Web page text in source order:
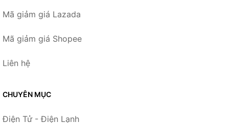
Mã giảm giá Lazada
Mã giảm giá Shopee
Liên hệ
CHUYÊN MỤC
Điện Tử - Điện Lạnh